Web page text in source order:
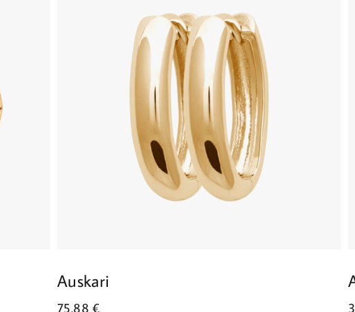
Auskari
75.88€